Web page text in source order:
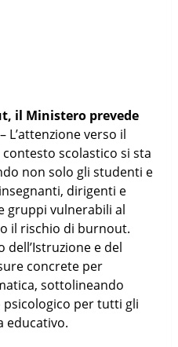
il Ministero prevede
– L’attenzione verso il
scolastico si sta
non solo gli studenti e
dirigenti e
gruppi vulnerabili al
il rischio di burnout.
dell’Istruzione e del
concrete per
sottolineando
psicologico per tutti gli
educativo.